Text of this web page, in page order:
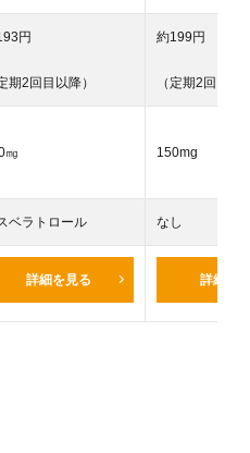
円
期2回目以降）
約199円
（定期2回目以
㎎ 150mg
ベラトロール なし
詳細を見る 詳細を